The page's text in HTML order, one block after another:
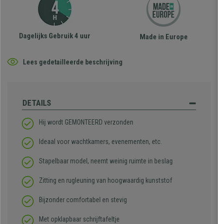
Dagelijks Gebruik 4 uur Made in Europe
Lees gedetailleerde beschrijving
DETAILS
Hij wordt GEMONTEERD verzonden
Ideaal voor wachtkamers, evenementen, etc.
Stapelbaar model, neemt weinig ruimte in beslag
Zitting en rugleuning van hoogwaardig kunststof
Bijzonder comfortabel en stevig
Met opklapbaar schrijftafeltje